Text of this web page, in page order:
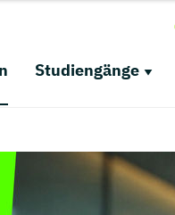
Studiengänge